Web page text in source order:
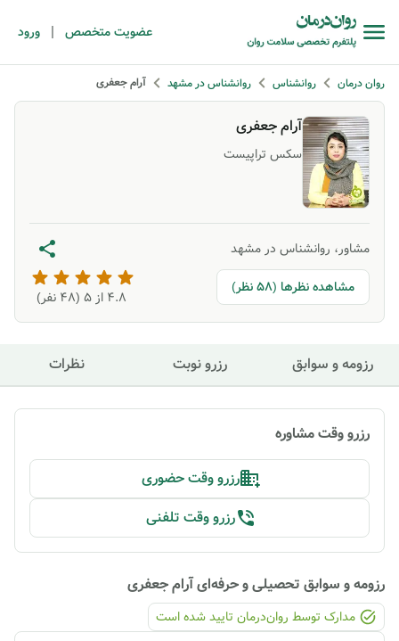
عضویت متخصص | ورود
روان درمان روانشناس روانشناس در مشهد آرام جعفری
آرام جعفری
سکس تراپیست
مشاور، روانشناس در مشهد
مشاهده نظرها (58 نظر)
4.8 از ۵ ( 48 نفر)
رزومه و سوابق رزرو نوبت نظرات
رزرو وقت مشاوره
رزرو وقت حضوری
رزرو وقت تلفنی
رزومه و سوابق تحصیلی و حرفه‌ایآرام جعفری
مدارک توسط روان‌درمان تایید شده ‌است